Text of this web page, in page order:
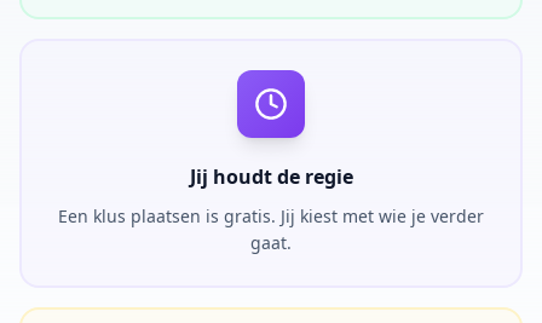
Jij houdt de regie
Een klus plaatsen is gratis. Jij kiest met wie je verder
gaat.